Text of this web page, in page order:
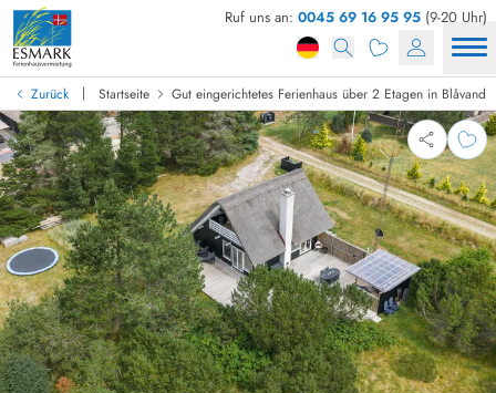
Ruf uns an: 0045 69 16 95 95 (9-20 Uhr)
Zurück | Startseite Gut eingerichtetes Ferienhaus über 2 Etagen in Blåvand